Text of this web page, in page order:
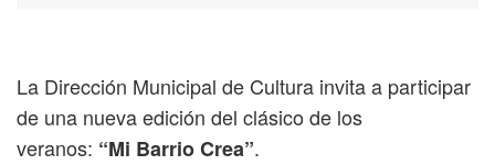
La Dirección Municipal de Cultura invita a participar
de una nueva edición del clásico de los
veranos: “Mi Barrio Crea”.